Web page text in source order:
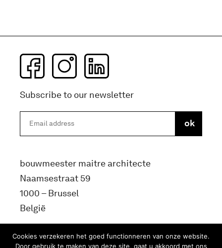
Subscribe to our newsletter
bouwmeester maitre architecte
Naamsestraat 59
1000 – Brussel
België
info@bma.brussels
Cookies verzekeren het goed functionneren van onze website.
Door gebruik te maken van deze site, gaat u akkoord met ons